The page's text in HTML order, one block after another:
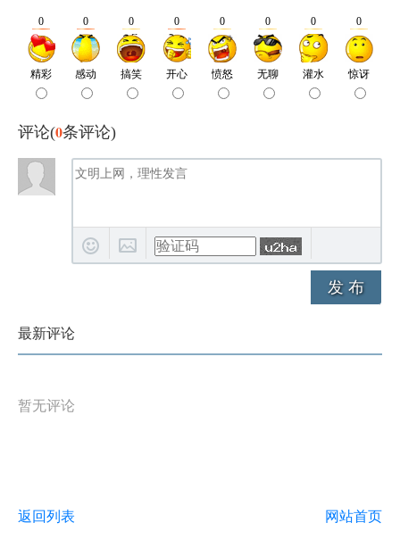
评论(0条评论)
发 布
最新评论
暂无评论
返回列表 网站首页